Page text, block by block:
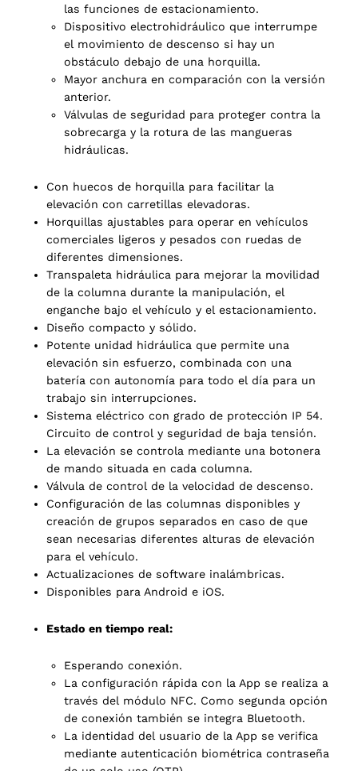
2 products
las funciones de estacionamiento.
Dispositivo electrohidráulico que interrumpe
el movimiento de descenso si hay un
obstáculo debajo de una horquilla.
Mayor anchura en comparación con la versión
anterior.
Válvulas de seguridad para proteger contra la
sobrecarga y la rotura de las mangueras
hidráulicas.
Con huecos de horquilla para facilitar la
elevación con carretillas elevadoras.
Horquillas ajustables para operar en vehículos
comerciales ligeros y pesados con ruedas de
diferentes dimensiones.
Transpaleta hidráulica para mejorar la movilidad
de la columna durante la manipulación, el
enganche bajo el vehículo y el estacionamiento.
Diseño compacto y sólido.
Potente unidad hidráulica que permite una
elevación sin esfuerzo, combinada con una
batería con autonomía para todo el día para un
trabajo sin interrupciones.
Sistema eléctrico con grado de protección IP 54.
Circuito de control y seguridad de baja tensión.
La elevación se controla mediante una botonera
de mando situada en cada columna.
Válvula de control de la velocidad de descenso.
Configuración de las columnas disponibles y
creación de grupos separados en caso de que
sean necesarias diferentes alturas de elevación
para el vehículo.
Actualizaciones de software inalámbricas.
Disponibles para Android e iOS.
Estado en tiempo real:
Esperando conexión.
La configuración rápida con la App se realiza a
través del módulo NFC. Como segunda opción
de conexión también se integra Bluetooth.
La identidad del usuario de la App se verifica
mediante autenticación biométrica contraseña